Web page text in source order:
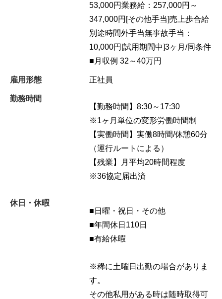
53,000円業務給：257,000円～
347,000円[その他手当]売上歩合給
別途時間外手当無事故手当：
10,000円[試用期間中]3ヶ月/同条件
■月収例 32～40万円
雇用形態 正社員
勤務時間
【勤務時間】8:30～17:30
※1ヶ月単位の変形労働時間制
【実働時間】実働8時間/休憩60分
（運行ルートによる）
【残業】月平均20時間程度
※36協定届出済
休日・休暇
■日曜・祝日・その他
■年間休日110日
■有給休暇
※稀に土曜日出勤の場合がありま
す。
その他私用がある時は随時取得可